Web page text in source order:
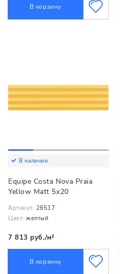
В корзину
В наличии
Equipe Costa Nova Praia
Yellow Matt 5x20
Артикул: 28517
Цвет: желтый
7 813 руб./м²
В корзину